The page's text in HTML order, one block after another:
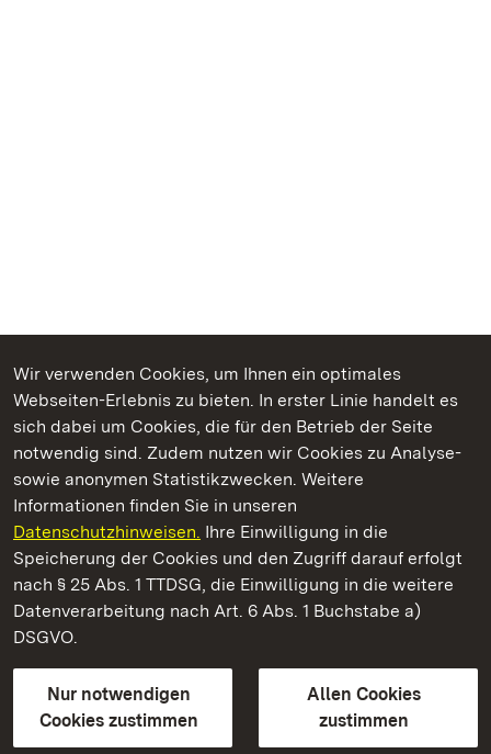
Wir verwenden Cookies, um Ihnen ein optimales
Webseiten-Erlebnis zu bieten. In erster Linie handelt es
sich dabei um Cookies, die für den Betrieb der Seite
notwendig sind. Zudem nutzen wir Cookies zu Analyse-
sowie anonymen Statistikzwecken. Weitere
Informationen finden Sie in unseren
Datenschutzhinweisen. Ihre Einwilligung in die
Speicherung der Cookies und den Zugriff darauf erfolgt
nach § 25 Abs. 1 TTDSG, die Einwilligung in die weitere
Datenverarbeitung nach Art. 6 Abs. 1 Buchstabe a)
DSGVO.
Nur notwendigen
Cookies zustimmen
Allen Cookies
zustimmen
Kommen. Staunen. Genießen.
Schloss und Schlossgarten Weikersheim
Staatliche Schlösser und Gärten Baden-Württemberg
Kontakt
GebärdenspracheLeichte Sprache
Erklärung zur Barrierefreiheit
BITV-konform (geprüfte Seiten)